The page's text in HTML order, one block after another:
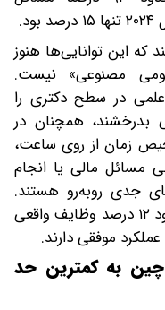
که این توانایی‌ها هنوز
مصنوعی» نیست.
در سطح دکتری را
بدرخشند، همچنان در
زمان از روی ساعت،
مسائل مالی یا انجام
جدی روبه‌رو هستند.
ربات‌های خانگی نیز هنوز تنها در حدود ۱۲ درصد وظایف واقعی
موفقی دارند.
به کمترین حد